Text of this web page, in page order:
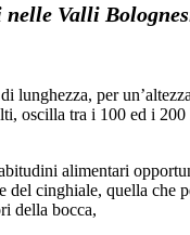
Valli
per
oscilla tra i 100 ed i
alimentari
del cinghiale, quella
della bocca,